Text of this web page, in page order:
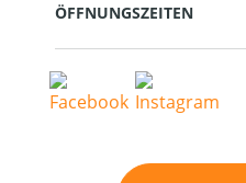
ÖFFNUNGSZEITEN